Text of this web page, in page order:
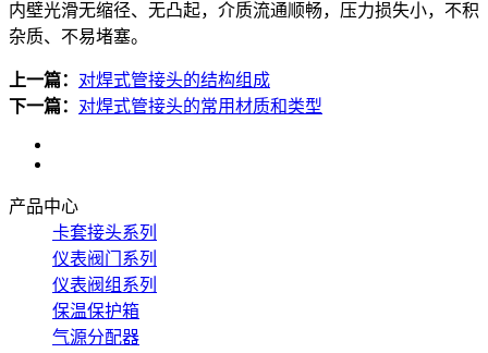
内壁光滑无缩径、无凸起，介质流通顺畅，压力损失小，不积
杂质、不易堵塞。
上一篇： 对焊式管接头的结构组成
下一篇： 对焊式管接头的常用材质和类型
产品中心
卡套接头系列
仪表阀门系列
仪表阀组系列
保温保护箱
气源分配器